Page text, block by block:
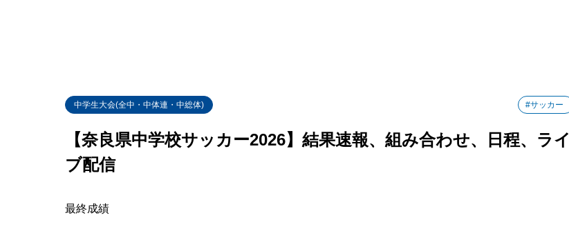
中学生大会(全中・中体連・中総体) #サッカー
【奈良県中学校サッカー2026】結果速報、組み合わせ、日程、ライ
ブ配信
最終成績